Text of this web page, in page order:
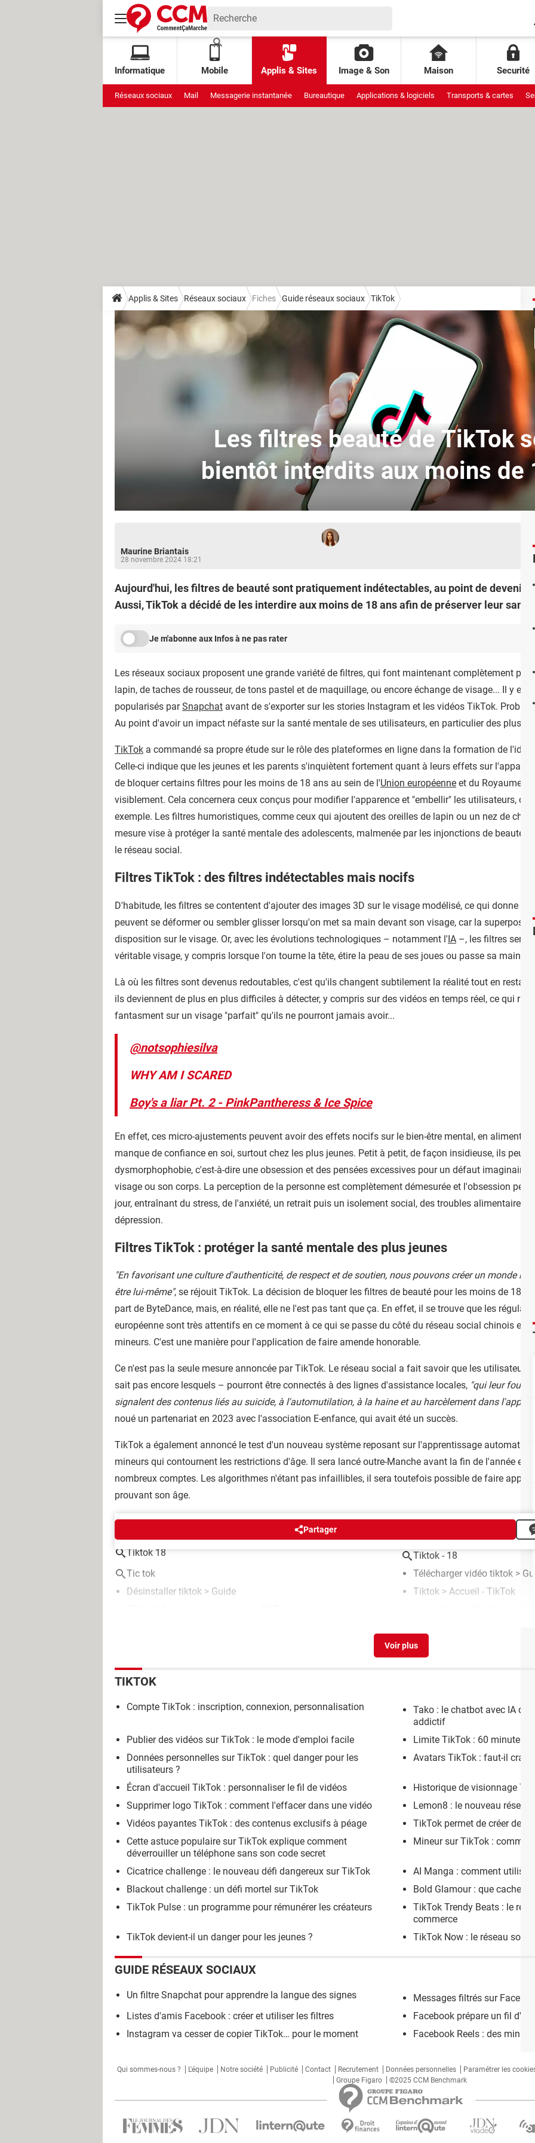
Informatique Mobile Applis & Sites Image & Son Maison Securité
Réseaux sociaux Mail Messagerie instantanée Bureautique Applications & logiciels Transports & cartes
Applis & Sites Réseaux sociaux Fiches Guide réseaux sociaux TikTok
Les filtres beauté de TikTok
bientôt interdits aux moins de
Maurine Briantais
28 novembre 2024 18:21
Aujourd'hui, les filtres de beauté sont pratiquement indétectables, au point de devenir
Aussi, TikTok a décidé de les interdire aux moins de 18 ans afin de préserver leur
Je m'abonne aux Infos à ne pas rater
Les réseaux sociaux proposent une grande variété de filtres, qui font maintenant complètement
lapin, de taches de rousseur, de tons pastel et de maquillage, ou encore échange de visage... Il y en
popularisés parSnapchat avant de s'exporter sur les stories Instagram et les vidéos TikTok.
Au point d'avoir un impact néfaste sur la santé mentale de ses utilisateurs, en particulier des plus
TikTok a commandé sa propre étude sur le rôle des plateformes en ligne dans la formation de
Celle-ci indique que les jeunes et les parents s'inquiètent fortement quant à leurs effets sur
de bloquer certains filtres pour les moins de 18 ans au sein de l'Union européenne et du Royaume-
visiblement. Cela concernera ceux conçus pour modifier l'apparence et "embellir" les utilisateurs,
exemple. Les filtres humoristiques, comme ceux qui ajoutent des oreilles de lapin ou un nez de
mesure vise à protéger la santé mentale des adolescents, malmenée par les injonctions de beauté
le réseau social.
Filtres TikTok : des filtres indétectables mais nocifs
D'habitude, les filtres se contentent d'ajouter des images 3D sur le visage modélisé, ce qui donne
peuvent se déformer ou sembler glisser lorsqu'on met sa main devant son visage, car la
disposition sur le visage. Or, avec les évolutions technologiques – notamment l'IA –, les filtres
véritable visage, y compris lorsque l'on tourne la tête, étire la peau de ses joues ou passe sa main
Là où les filtres sont devenus redoutables, c'est qu'ils changent subtilement la réalité tout en restant
ils deviennent de plus en plus difficiles à détecter, y compris sur des vidéos en temps réel, ce qui
fantasment sur un visage "parfait" qu'ils ne pourront jamais avoir...
@notsophiesilva
WHY AM I SCARED
Boy's a liar Pt. 2 - PinkPantheress & Ice Spice
En effet, ces micro-ajustements peuvent avoir des effets nocifs sur le bien-être mental, en
manque de confiance en soi, surtout chez les plus jeunes. Petit à petit, de façon insidieuse, ils
dysmorphophobie, c'est-à-dire une obsession et des pensées excessives pour un défaut imaginaire
visage ou son corps. La perception de la personne est complètement démesurée et l'obsession peut
jour, entraînant du stress, de l'anxiété, un retrait puis un isolement social, des troubles alimentaires et
dépression.
Filtres TikTok : protéger la santé mentale des plus jeunes
"En favorisant une culture d'authenticité, de respect et de soutien, nous pouvons créer un monde
être lui-même", se réjouit TikTok. La décision de bloquer les filtres de beauté pour les moins de 18
part de ByteDance, mais, en réalité, elle ne l'est pas tant que ça. En effet, il se trouve que les
européenne sont très attentifs en ce moment à ce qui se passe du côté du réseau social chinois en
mineurs. C'est une manière pour l'application de faire amende honorable.
Ce n'est pas la seule mesure annoncée par TikTok. Le réseau social a fait savoir que les utilisateurs
sait pas encore lesquels – pourront être connectés à des lignes d'assistance locales, "qui leur
signalent des contenus liés au suicide, à l'automutilation, à la haine et au harcèlement dans
noué un partenariat en 2023 avec l'association E-enfance, qui avait été un succès.
TikTok a également annoncé le test d'un nouveau système reposant sur l'apprentissage
mineurs qui contournent les restrictions d'âge. Il sera lancé outre-Manche avant la fin de l'année et
nombreux comptes. Les algorithmes n'étant pas infaillibles, il sera toutefois possible de faire appel
prouvant son âge.
Partager
Tiktok 18
Tiktok - 18
Tic tok
Télécharger vidéo tiktok >
Désinstaller tiktok > Guide Tiktok > Accueil - TikTok
TIKTOK
Compte TikTok : inscription, connexion, personnalisation
Tako : le chatbot avec IA de
addictif
Publier des vidéos sur TikTok : le mode d'emploi facile
Limite TikTok : 60 minutes
Données personnelles sur TikTok : quel danger pour les
utilisateurs ?
Avatars TikTok : faut-il
Écran d'accueil TikTok : personnaliser le fil de vidéos
Historique de visionnage
Supprimer logo TikTok : comment l'effacer dans une vidéo
Lemon8 : le nouveau réseau
Vidéos payantes TikTok : des contenus exclusifs à péage
TikTok permet de créer des
Cette astuce populaire sur TikTok explique comment
déverrouiller un téléphone sans son code secret
Mineur sur TikTok :
Cicatrice challenge : le nouveau défi dangereux sur TikTok
AI Manga : comment utiliser
Blackout challenge : un défi mortel sur TikTok
Bold Glamour : que cache le
TikTok Pulse : un programme pour rémunérer les créateurs
TikTok Trendy Beats : le
commerce
TikTok devient-il un danger pour les jeunes ?
TikTok Now : le réseau social
GUIDE RÉSEAUX SOCIAUX
Un filtre Snapchat pour apprendre la langue des signes
Messages filtrés sur
Listes d'amis Facebook : créer et utiliser les filtres
Facebook prépare un fil
Instagram va cesser de copier TikTok… pour le moment
Facebook Reels : des mini
Qui sommes-nous ? L'équipe Notre société Publicité Contact Recrutement Données personnelles Paramétrer les
Groupe Figaro
©2025 CCM Benchmark